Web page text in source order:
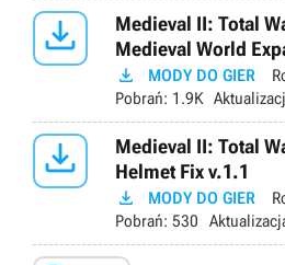

Medieval II: Total
Medieval World
 MODY DO GIER
Pobrań: 1.9K

Medieval II: Total
Helmet Fix v.1.1
 MODY DO GIER
Pobrań: 530